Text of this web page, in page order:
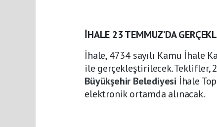
İHALE 23 TEMMUZ’DA
İhale, 4734 sayılı Kamu İhale
ile gerçekleştirilecek. Teklifler,
Büyükşehir Belediyesi İhale
elektronik ortamda alınacak.